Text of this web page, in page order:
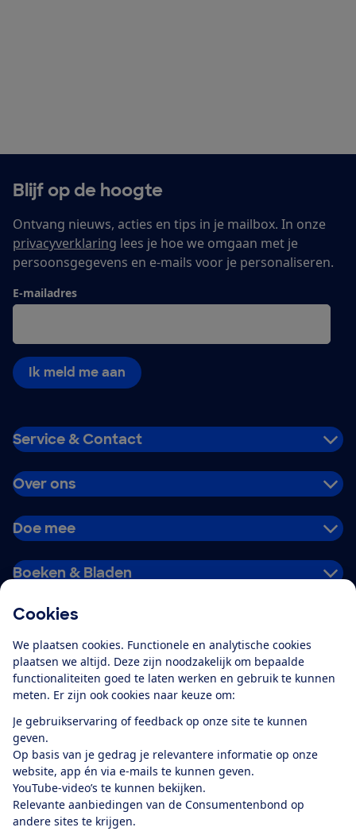
Cookies
We plaatsen cookies. Functionele en analytische cookies
plaatsen we altijd. Deze zijn noodzakelijk om bepaalde
functionaliteiten goed te laten werken en gebruik te kunnen
meten. Er zijn ook cookies naar keuze om:
Je gebruikservaring of feedback op onze site te kunnen
geven.
Op basis van je gedrag je relevantere informatie op onze
website, app én via e-mails te kunnen geven.
YouTube-video’s te kunnen bekijken.
Relevante aanbiedingen van de Consumentenbond op
andere sites te krijgen.
Blijf op de hoogte
Ontvang nieuws, acties en tips in je mailbox. In onze
privacyverklaring lees je hoe we omgaan met je
persoonsgegevens en e-mails voor je personaliseren.
E-mailadres
Ik meld me aan
Service & Contact
Over ons
Doe mee
Boeken & Bladen
Alles over de
app
Algemene Voorwaarden
Privacyverklaring
Cookiebeleid
Privacyvoorkeuren
Toegankelijkheid